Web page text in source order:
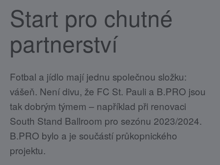
Start pro chutné
partnerství
Fotbal a jídlo mají jednu společnou složku:
vášeň. Není divu, že FC St. Pauli a B.PRO jsou
tak dobrým týmem – například při renovaci
South Stand Ballroom pro sezónu 2023/2024.
B.PRO bylo a je součástí průkopnického
projektu.